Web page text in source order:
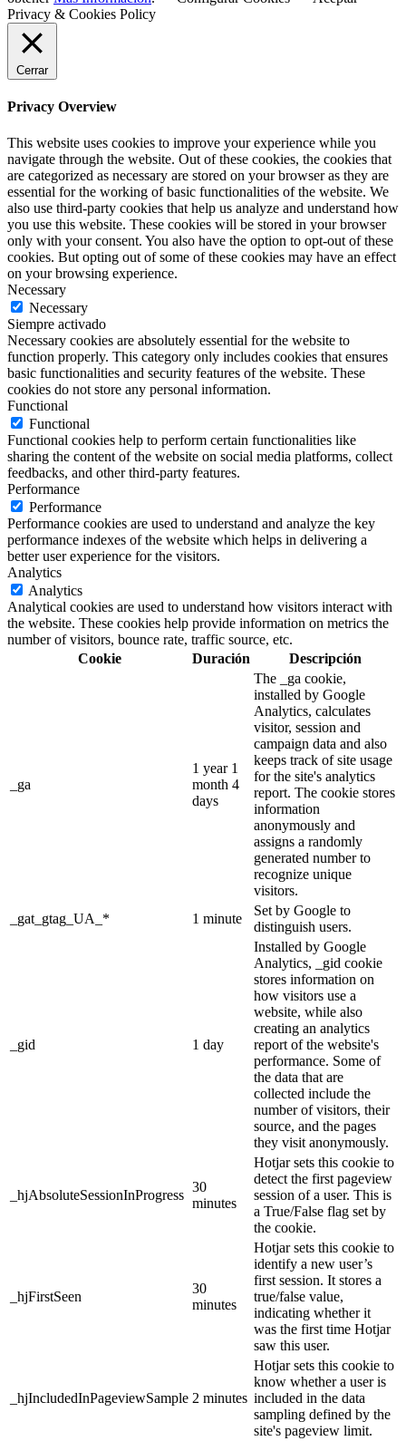
Privacy & Cookies Policy
Cerrar
Privacy Overview
This website uses cookies to improve your experience while you
navigate through the website. Out of these cookies, the cookies that
are categorized as necessary are stored on your browser as they are
essential for the working of basic functionalities of the website. We
also use third-party cookies that help us analyze and understand how
you use this website. These cookies will be stored in your browser
only with your consent. You also have the option to opt-out of these
cookies. But opting out of some of these cookies may have an effect
on your browsing experience.
Necessary
Necessary
Siempre activado
Necessary cookies are absolutely essential for the website to
function properly. This category only includes cookies that ensures
basic functionalities and security features of the website. These
cookies do not store any personal information.
Functional
Functional
Functional cookies help to perform certain functionalities like
sharing the content of the website on social media platforms, collect
feedbacks, and other third-party features.
Performance
Performance
Performance cookies are used to understand and analyze the key
performance indexes of the website which helps in delivering a
better user experience for the visitors.
Analytics
Analytics
Analytical cookies are used to understand how visitors interact with
the website. These cookies help provide information on metrics the
number of visitors, bounce rate, traffic source, etc.
Cookie
Duración Descripción
_ga
1 year 1
month 4
days
The _ga cookie,
installed by Google
Analytics, calculates
visitor, session and
campaign data and also
keeps track of site usage
for the site's analytics
report. The cookie stores
information
anonymously and
assigns a randomly
generated number to
recognize unique
visitors.
_gat_gtag_UA_*
1 minute
Set by Google to
distinguish users.
_gid 1 day
Installed by Google
Analytics, _gid cookie
stores information on
how visitors use a
website, while also
creating an analytics
report of the website's
performance. Some of
the data that are
collected include the
number of visitors, their
source, and the pages
they visit anonymously.
_hjAbsoluteSessionInProgress
30
minutes
Hotjar sets this cookie to
detect the first pageview
session of a user. This is
a True/False flag set by
the cookie.
_hjFirstSeen
30
minutes
Hotjar sets this cookie to
identify a new user’s
first session. It stores a
true/false value,
indicating whether it
was the first time Hotjar
saw this user.
_hjIncludedInPageviewSample 2 minutes
Hotjar sets this cookie to
know whether a user is
included in the data
sampling defined by the
site's pageview limit.